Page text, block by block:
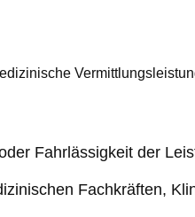
Fahrlässigkeit der
Fachkräften,